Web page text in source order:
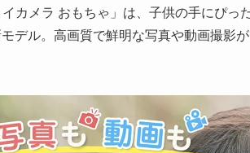
カメラ おもちゃ」は、子供の手にぴっ
デル。高画質で鮮明な写真や動画撮影